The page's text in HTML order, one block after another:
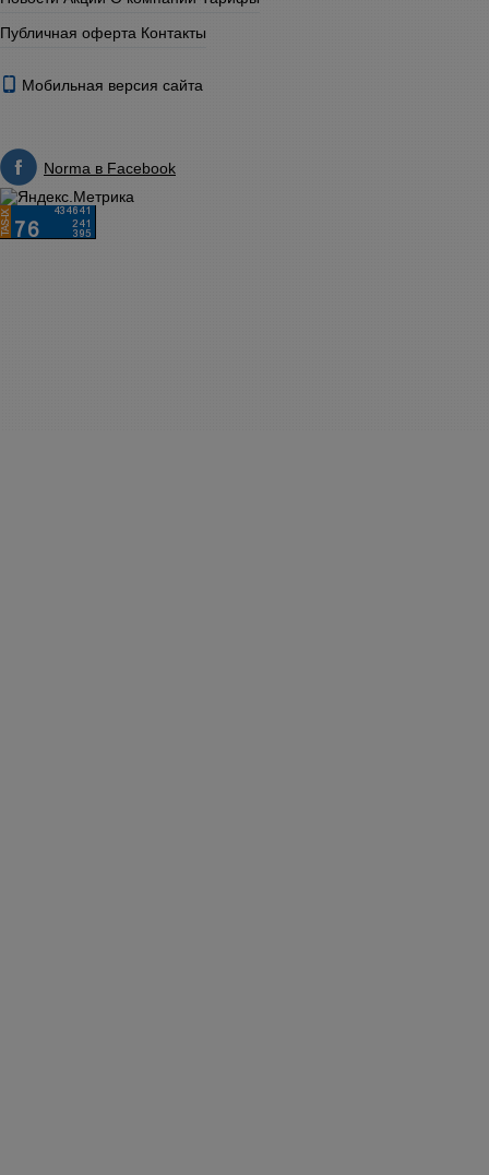
Публичная оферта Контакты
Мобильная версия сайта
Norma в Facebook